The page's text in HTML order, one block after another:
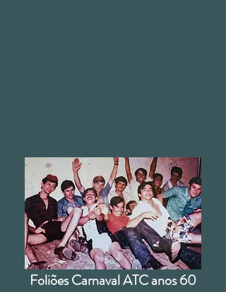
Foliões Carnaval ATC anos 60